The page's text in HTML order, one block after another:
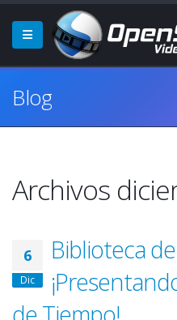
Blog
Archivos
6
Dic
Biblioteca